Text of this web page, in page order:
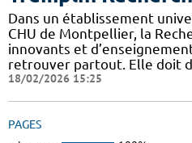
Dans un établissement
CHU de Montpellier, la
innovants et
retrouver partout. Elle doit
18/02/2026 15:25
PAGES